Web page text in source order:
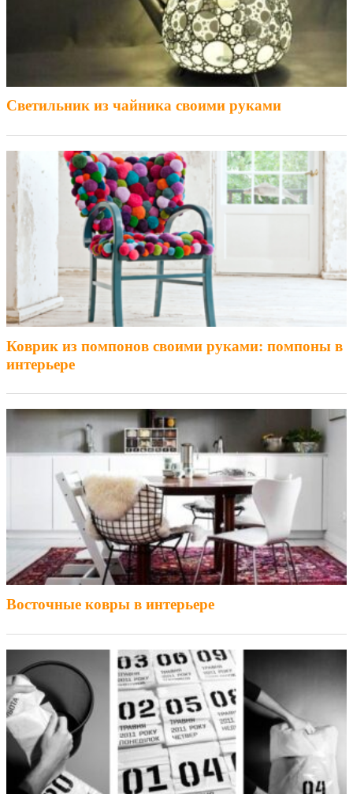
Светильник из чайника своими руками
Коврик из помпонов своими руками: помпоны в
интерьере
Восточные ковры в интерьере